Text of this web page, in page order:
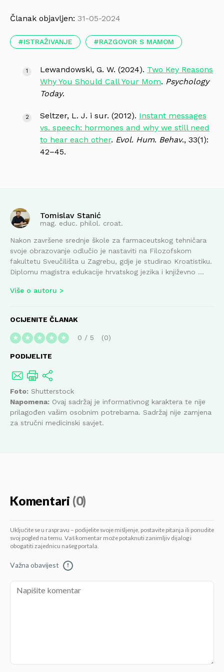
Članak objavljen: 31-05-2024
ISTRAŽIVANJE RAZGOVOR S MAMOM
Lewandowski, G. W. (2024). Two Key Reasons
Why You Should Call Your Mom. Psychology
Today.
Seltzer, L. J. i sur. (2012). Instant messages
vs. speech: hormones and why we still need
to hear each other. Evol. Hum. Behav., 33(1):
42–45.
Tomislav Stanić
mag. educ. philol. croat.
Nakon završene srednje škole za farmaceutskog tehničara
svoje obrazovanje odlučio je nastaviti na Filozofskom
fakultetu Sveučilišta u Zagrebu, gdje je studirao Kroatistiku.
Diplomu magistra edukacije hrvatskog jezika i književno ...
Više o autoru
OCIJENITE ČLANAK
★ ★ ★ ★ ★ 0 / 5 0
PODIJELITE
Foto: Shutterstock
Napomena: Ovaj sadržaj je informativnog karaktera te nije
prilagođen vašim osobnim potrebama. Sadržaj nije zamjena
za stručni medicinski savjet.
Komentari (0)
Uključite se u raspravu – podijelite svoje mišljenje, postavite pitanja ili ponudite
svoj pogled na temu. Vaš komentar može potaknuti zanimljiv dijalog i
obogatiti zajednicu našeg portala.
Važna obavijest !